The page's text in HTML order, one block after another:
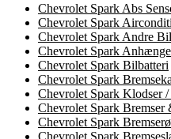
Chevrolet Spark Abs
Chevrolet Spark
Chevrolet Spark Andre
Chevrolet Spark
Chevrolet Spark Bilbatteri
Chevrolet Spark
Chevrolet Spark Klodser
Chevrolet Spark Bremser
Chevrolet Spark
Chevrolet Spark